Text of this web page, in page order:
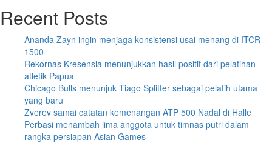
Recent Posts
Ananda Zayn ingin menjaga konsistensi usai menang di ITCR
1500
Rekornas Kresensia menunjukkan hasil positif dari pelatihan
atletik Papua
Chicago Bulls menunjuk Tiago Splitter sebagai pelatih utama
yang baru
Zverev samai catatan kemenangan ATP 500 Nadal di Halle
Perbasi menambah lima anggota untuk timnas putri dalam
rangka persiapan Asian Games